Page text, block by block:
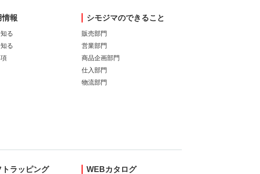
情報
る
る
シモジマのできること
販売部門
営業部門
商品企画部門
仕入部門
物流部門
トラッピング WEBカタログ